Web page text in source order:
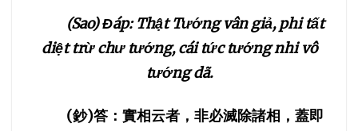
(Sao) Đáp: Thật Tướng vân giả, phi tất
diệt trừ chư tướng, cái tức tướng nhi vô
tướng dã.
(鈔)答：實相云者，非必滅除諸相，蓋即